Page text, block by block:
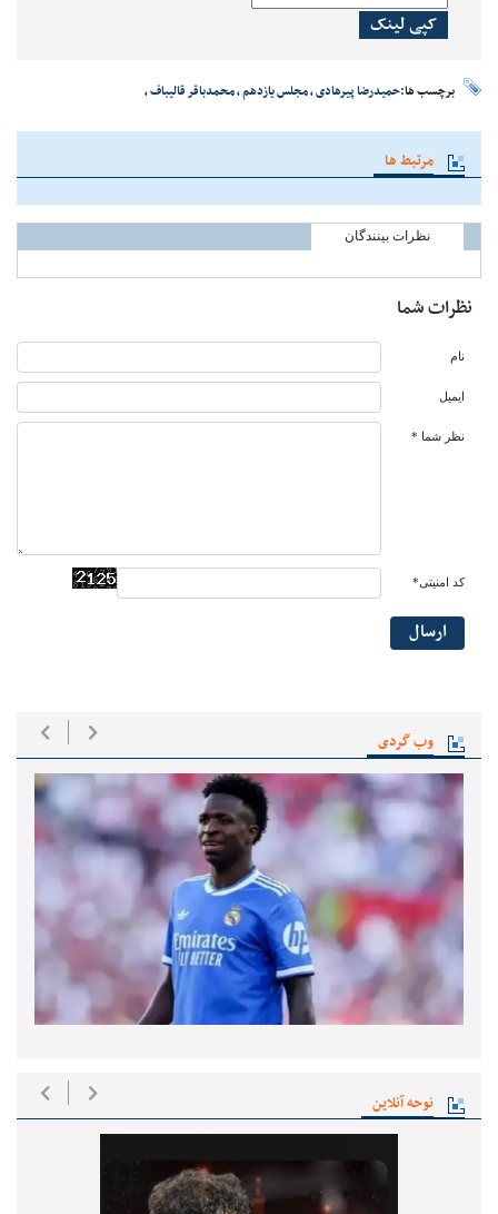
وب گردی
نوحه آنلاین
کپی لینک
برچسب ها:حمیدرضا پیرهادی،مجلس یازدهم،محمدباقر قالیباف،
مرتبط ها
نظرات بینندگان
نظرات شما
نام
ایمیل
نظر شما *
کد امنیتی*
ارسال